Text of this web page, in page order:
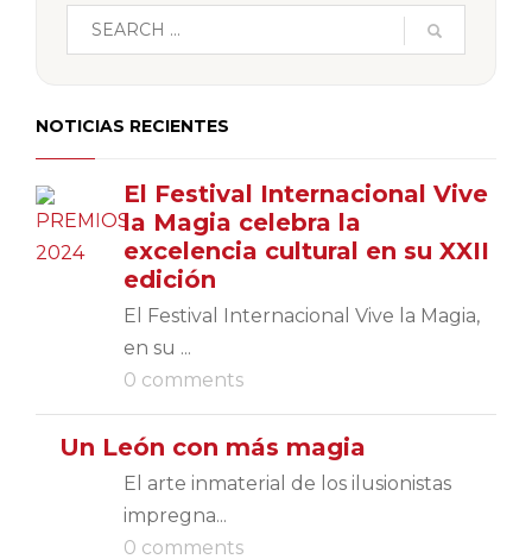
NOTICIAS RECIENTES
El Festival Internacional Vive
la Magia celebra la
excelencia cultural en su XXII
edición
El Festival Internacional Vive la Magia,
en su ...
0 comments
Un León con más magia
El arte inmaterial de los ilusionistas
impregna...
0 comments